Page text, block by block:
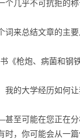
几乎不可抗拒的
来总结文章的主
枪炮、病菌和钢
我的大学经历如何
可能在您正在分
，你可能会从一